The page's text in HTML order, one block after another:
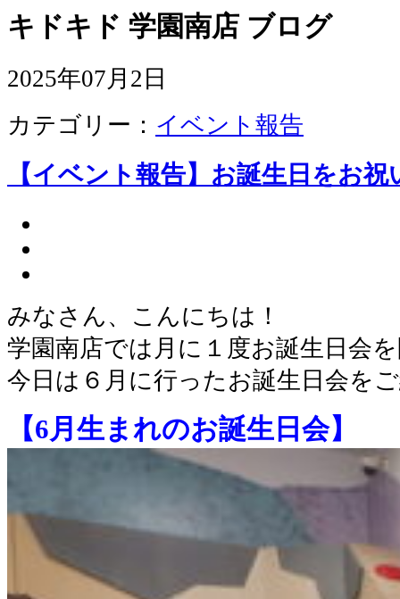
キドキド 学園南店 ブログ
2025年07月2日
カテゴリー： イベント報告
【イベント報告】お誕生日をお祝
みなさん、こんにちは！
学園南店では月に１度お誕生日会
今日は６月に行ったお誕生日会を
【6月生まれのお誕生日会】